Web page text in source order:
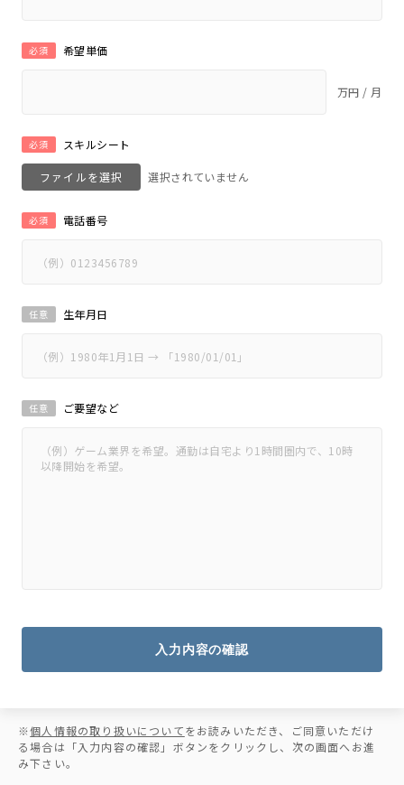
希望単価
必須
万円 / 月
スキルシート
必須
ファイルを選択
電話番号
必須
生年月日
任意
ご要望など
任意
入力内容の確認
※個人情報の取り扱いについてをお読みいただき、ご同意いただけ
る場合は「入力内容の確認」ボタンをクリックし、次の画面へお進
み下さい。